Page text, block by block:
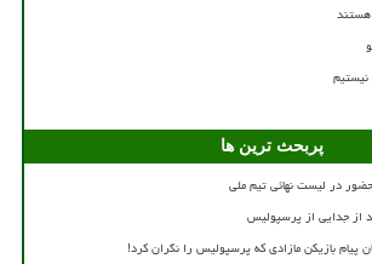
هستند
پربحث ترین ها
از جدایی از پرسپولیس
بازیکن مازادی که پرسپولیس را نگران کرد!